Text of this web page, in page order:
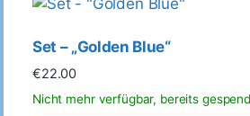
Set – „Golden Blue“
€22.00